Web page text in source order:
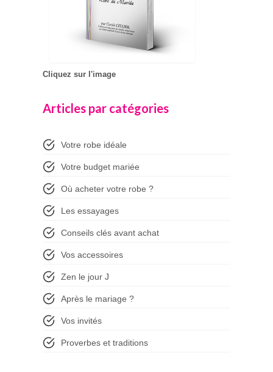
Cliquez sur l'image
Articles par catégories
Votre robe idéale
Votre budget mariée
Où acheter votre robe ?
Les essayages
Conseils clés avant achat
Vos accessoires
Zen le jour J
Après le mariage ?
Vos invités
Proverbes et traditions